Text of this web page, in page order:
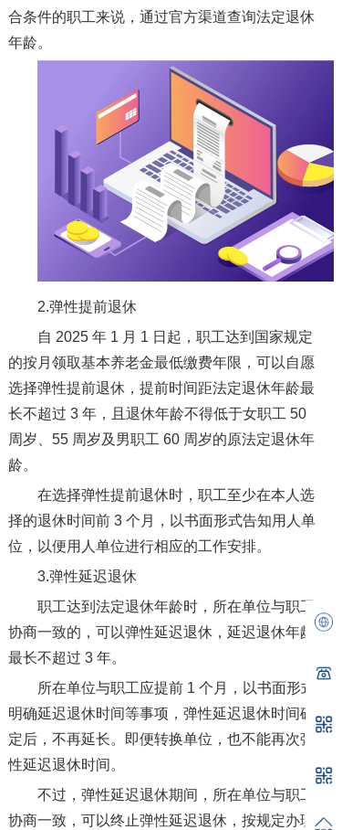
合条件的职工来说，通过官方渠道查询法定退休
年龄。
2.弹性提前退休
自 2025 年 1 月 1 日起，职工达到国家规定
的按月领取基本养老金最低缴费年限，可以自愿
选择弹性提前退休，提前时间距法定退休年龄最
长不超过 3 年，且退休年龄不得低于女职工 50
周岁、55 周岁及男职工 60 周岁的原法定退休年
龄。
在选择弹性提前退休时，职工至少在本人选
择的退休时间前 3 个月，以书面形式告知用人单
位，以便用人单位进行相应的工作安排。
3.弹性延迟退休
职工达到法定退休年龄时，所在单位与职工
协商一致的，可以弹性延迟退休，延迟退休年龄
最长不超过 3 年。
所在单位与职工应提前 1 个月，以书面形式
明确延迟退休时间等事项，弹性延迟退休时间确
定后，不再延长。即便转换单位，也不能再次弹
性延迟退休时间。
不过，弹性延迟退休期间，所在单位与职工
协商一致，可以终止弹性延迟退休，按规定办理